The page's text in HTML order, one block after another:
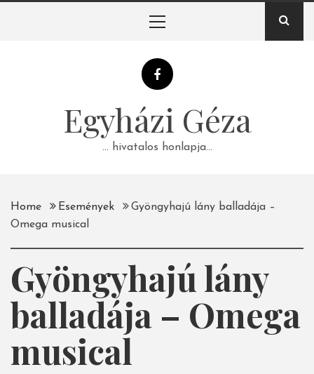
Egyházi Géza
… hivatalos honlapja…
Home Események
Gyöngyhajú lány balladája –
Omega musical
Gyöngyhajú lány
balladája – Omega
musical